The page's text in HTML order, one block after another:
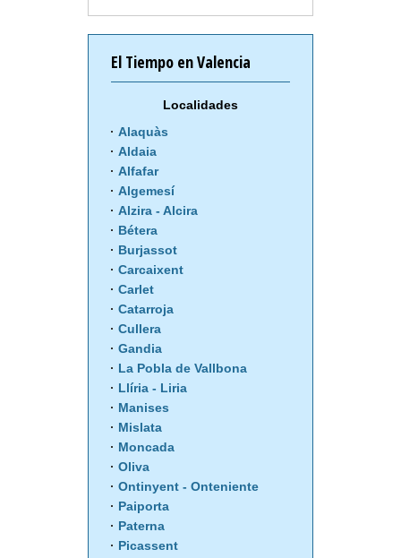
El Tiempo en Valencia
Localidades
Alaquàs
Aldaia
Alfafar
Algemesí
Alzira - Alcira
Bétera
Burjassot
Carcaixent
Carlet
Catarroja
Cullera
Gandia
La Pobla de Vallbona
Llíria - Liria
Manises
Mislata
Moncada
Oliva
Ontinyent - Onteniente
Paiporta
Paterna
Picassent